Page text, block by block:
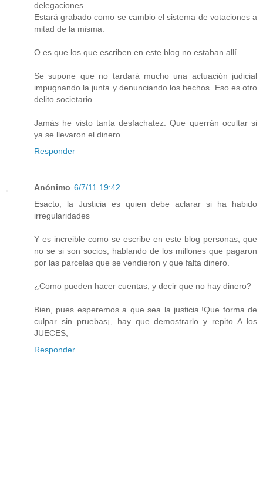
delegaciones.
Estará grabado como se cambio el sistema de votaciones a
mitad de la misma.
O es que los que escriben en este blog no estaban allí.
Se supone que no tardará mucho una actuación judicial
impugnando la junta y denunciando los hechos. Eso es otro
delito societario.
Jamás he visto tanta desfachatez. Que querrán ocultar si
ya se llevaron el dinero.
Responder
Anónimo 6/7/11 19:42
Esacto, la Justicia es quien debe aclarar si ha habido
irregularidades
Y es increible como se escribe en este blog personas, que
no se si son socios, hablando de los millones que pagaron
por las parcelas que se vendieron y que falta dinero.
¿Como pueden hacer cuentas, y decir que no hay dinero?
Bien, pues esperemos a que sea la justicia.!Que forma de
culpar sin pruebas¡, hay que demostrarlo y repito A los
JUECES,
Responder